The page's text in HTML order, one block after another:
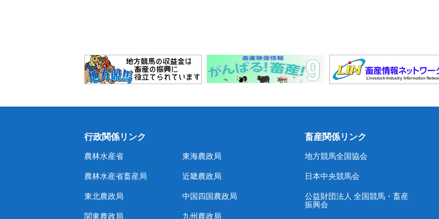
行政関係リンク
農林水産省
農林水産省畜産局
東北農政局
関東農政局
東海農政局
近畿農政局
中国四国農政局
九州農政局
畜産関係リンク
地方競馬全国協会
日本中央競馬会
公益財団法人 全国競馬・畜産
振興会